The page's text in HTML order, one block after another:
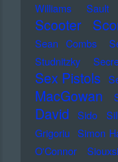
Williams
Sault
Scooter
Sean Combs
Studnitzky
Sex Pistols
MacGowan
David
Sido
Grigoriu Simon
O'Connor